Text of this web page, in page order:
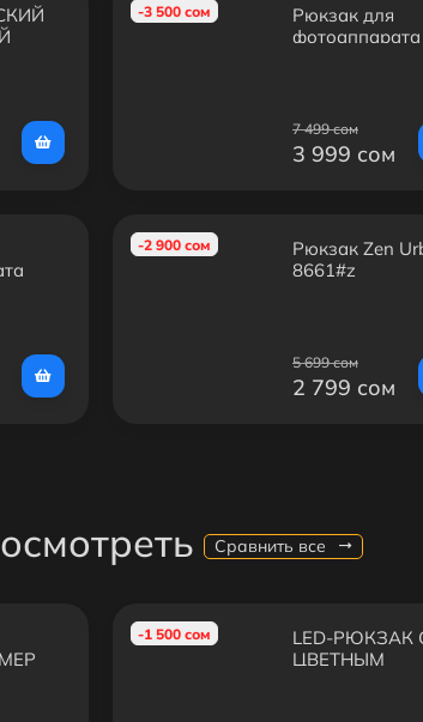
-3 500 сом
Рюкзак для
фотоаппарата
7 499 сом
3 999 сом
-2 900 сом
Рюкзак Zen
8661#z
5 699 сом
2 799 сом
Сравнить все
-1 500 сом
LED-РЮКЗАК
ЦВЕТНЫМ